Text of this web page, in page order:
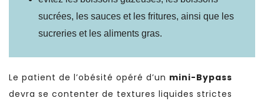
sucrées, les sauces et les fritures, ainsi que les
sucreries et les aliments gras.
Le patient de l’obésité opéré d’un mini-Bypass
devra se contenter de textures liquides strictes